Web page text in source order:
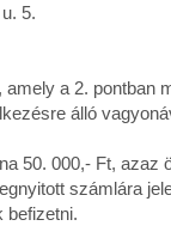
5.
a 2. pontban
álló
000,- Ft, azaz
számlára
befizetni.